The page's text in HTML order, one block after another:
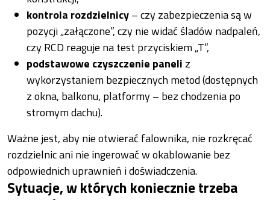
kontrola rozdzielnicy– czy zabezpieczenia są w
pozycji „załączone”, czy nie widać śladów nadpaleń,
czy RCD reaguje na test przyciskiem „T”,
podstawowe czyszczenie paneli z
wykorzystaniem bezpiecznych metod (dostępnych
z okna, balkonu, platformy – bez chodzenia po
stromym dachu).
Ważne jest, aby nie otwierać falownika, nie rozkręcać
rozdzielnic ani nie ingerować w okablowanie bez
odpowiednich uprawnień i doświadczenia.
Sytuacje, w których koniecznie trzeba